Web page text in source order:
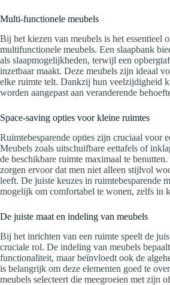
Multi-functionele meubels
Bij het kiezen van meubels is het essentieel
multifunctionele meubels. Een slaapbank
als slaapmogelijkheden, terwijl een
inzetbaar maakt. Deze meubels zijn ideaal
elke ruimte telt. Dankzij hun veelzijdigheid
worden aangepast aan veranderende
Space-saving opties voor kleine ruimtes
Ruimtebesparende opties zijn cruciaal voor
Meubels zoals uitschuifbare eettafels of
de beschikbare ruimte maximaal te
zorgen ervoor dat men niet alleen stijlvol
leeft. De juiste keuzes in ruimtebesparende
mogelijk om comfortabel te wonen, zelfs in
De juiste maat en indeling van meubels
Bij het inrichten van een ruimte speelt de
cruciale rol. De indeling van meubels
functionaliteit, maar beïnvloedt ook de
is belangrijk om deze elementen goed te
meubels selecteert die meegroeien met zijn